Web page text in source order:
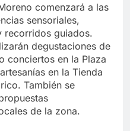
comenzará a las
sensoriales,
recorridos guiados.
degustaciones de
conciertos en la Plaza
en la Tienda
También se
de la zona.